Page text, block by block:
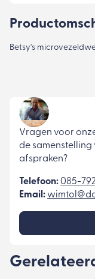
Betsy's
Vragen voor
de
afspraken?
Telefoon:085-
Email: